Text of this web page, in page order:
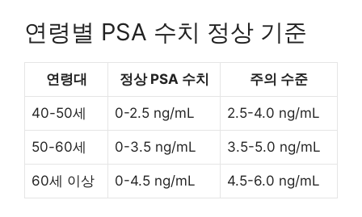
연령별 PSA 수치 정상 기준
연령대 정상 PSA 수치 주의 수준
40-50세 0-2.5 ng/mL 2.5-4.0 ng/mL
50-60세 0-3.5 ng/mL 3.5-5.0 ng/mL
60세 이상 0-4.5 ng/mL 4.5-6.0 ng/mL